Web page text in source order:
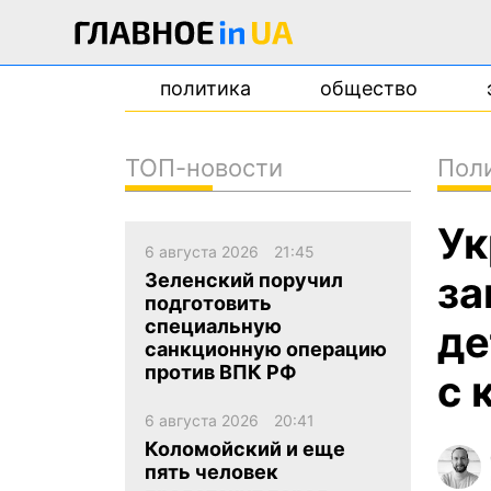
политика общество
с
ТОП-новости
6 августа 2026 21:45
Зеленский поручил
подготовить
специальную
санкционную операцию
против ВПК РФ
6 августа 2026 20:41
Коломойский и еще
пять человек